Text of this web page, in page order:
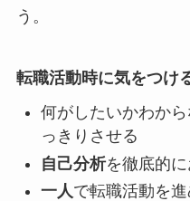
う。
転職活動時に気をつけ
何がしたいかわか
っきりさせる
自己分析を徹底的に
一人 で転職活動を